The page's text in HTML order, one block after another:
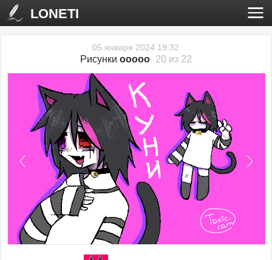
LONETI
05 января 2024 19:32
Рисунки ooooo 20 из 22
‹ ›